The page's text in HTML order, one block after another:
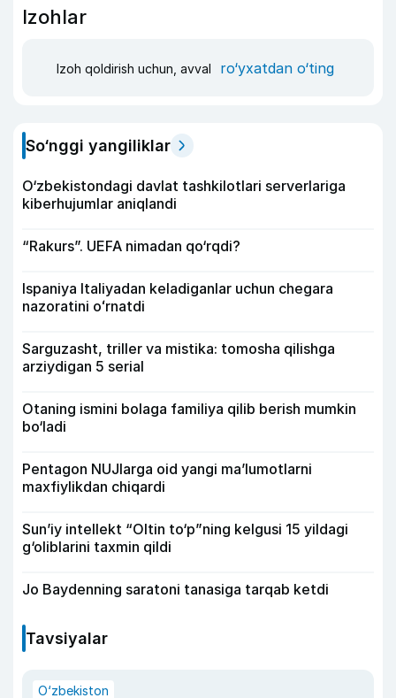
Izohlar
Izoh qoldirish uchun, avval ro‘yxatdan o‘ting
So‘nggi yangiliklar
O‘zbekistondagi davlat tashkilotlari serverlariga
kiberhujumlar aniqlandi
“Rakurs”. UEFA nimadan qo‘rqdi?
Ispaniya Italiyadan keladiganlar uchun chegara
nazoratini oʻrnatdi
Sarguzasht, triller va mistika: tomosha qilishga
arziydigan 5 serial
Otaning ismini bolaga familiya qilib berish mumkin
bo‘ladi
Pentagon NUJlarga oid yangi maʼlumotlarni
maxfiylikdan chiqardi
Sun’iy intellekt “Oltin to‘p”ning kelgusi 15 yildagi
g‘oliblarini taxmin qildi
Jo Baydenning saratoni tanasiga tarqab ketdi
Tavsiyalar
O‘zbekiston